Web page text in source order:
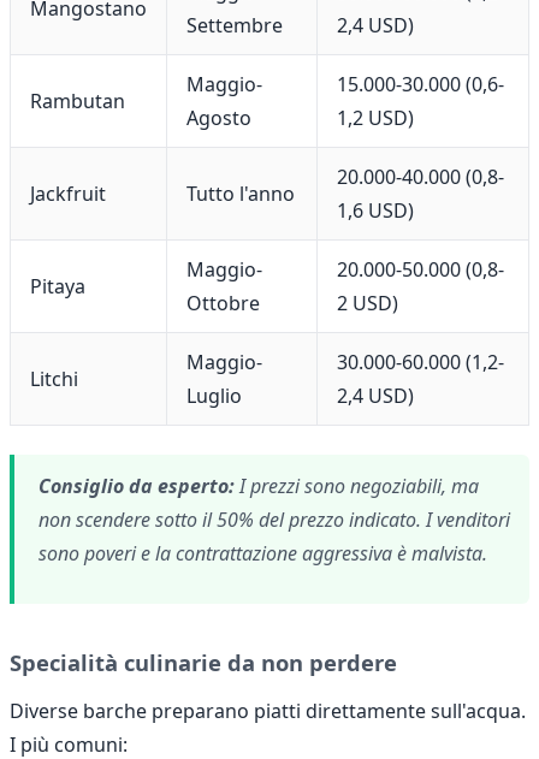
Mangostano
Settembre
2,4 USD)
Rambutan
Maggio-
Agosto
15.000-30.000 (0,6-
1,2 USD)
Jackfruit Tutto l'anno
20.000-40.000 (0,8-
1,6 USD)
Pitaya
Maggio-
Ottobre
20.000-50.000 (0,8-
2 USD)
Litchi
Maggio-
Luglio
30.000-60.000 (1,2-
2,4 USD)
Consiglio da esperto:I prezzi sono negoziabili, ma
non scendere sotto il 50% del prezzo indicato. I venditori
sono poveri e la contrattazione aggressiva è malvista.
Specialità culinarie da non perdere
Diverse barche preparano piatti direttamente sull'acqua.
I più comuni: